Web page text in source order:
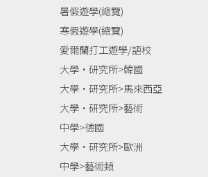
暑假遊學(總覽)
寒假遊學(總覽)
愛爾蘭打工遊學/語校
大學‧研究所>韓國
大學‧研究所>馬來西亞
大學‧研究所>藝術
中學>德國
大學‧研究所>歐洲
中學>藝術類